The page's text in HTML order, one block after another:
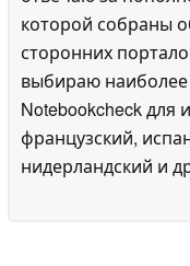
которой собраны
сторонних
выбираю
Notebookcheck для
французский,
нидерландский и